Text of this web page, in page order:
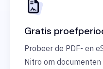
Gratis
Probeer de PDF- en
Nitro om